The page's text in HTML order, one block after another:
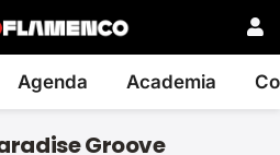
Agenda Academia
Groove